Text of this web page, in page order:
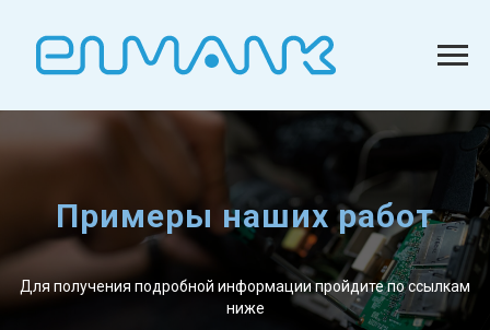
Примеры наших работ
Для получения подробной информации пройдите по ссылкам
ниже